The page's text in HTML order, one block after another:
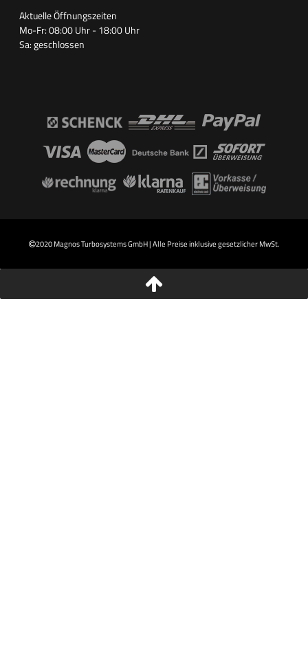
Aktuelle Öffnungszeiten
Mo-Fr: 08:00 Uhr - 18:00 Uhr
Sa: geschlossen
2020 Magnos Turbosystems GmbH | Alle Preise inklusive gesetzlicher MwSt.